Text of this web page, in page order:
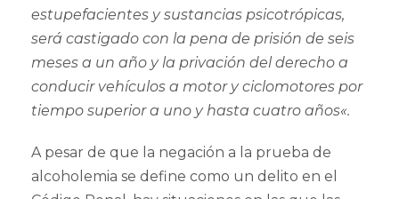
estupefacientes y sustancias psicotrópicas,
será castigado con la pena de prisión de seis
meses a un año y la privación del derecho a
conducir vehículos a motor y ciclomotores por
tiempo superior a uno y hasta cuatro años«.
A pesar de que la negación a la prueba de
alcoholemia se define como un delito en el